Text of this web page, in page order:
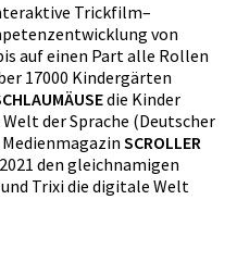
Trickfilm–
von
auf einen Part alle Rollen
17000 Kindergärten
die Kinder
der Sprache (Deutscher
SCROLLER
den gleichnamigen
Trixi die digitale Welt